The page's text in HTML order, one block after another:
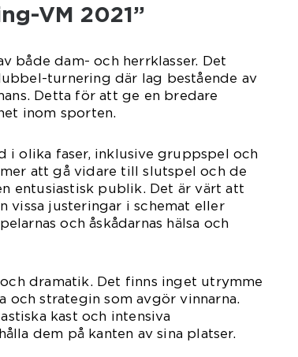
VM 2021”
både dam- och herrklasser. Det
turnering där lag bestående av
Detta för att ge en bredare
inom sporten.
i olika faser, inklusive gruppspel och
att gå vidare till slutspel och de
entusiastisk publik. Det är värt att
vissa justeringar i schemat eller
och åskådarnas hälsa och
dramatik. Det finns inget utrymme
strategin som avgör vinnarna.
kast och intensiva
dem på kanten av sina platser.